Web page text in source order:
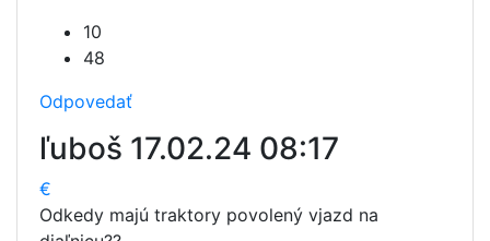
10
48
Odpovedať
ľuboš 17.02.24 08:17
€
Odkedy majú traktory povolený vjazd na